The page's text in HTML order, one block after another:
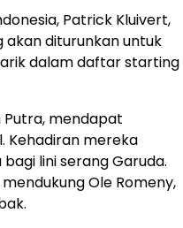
Patrick Kluivert,
akan diturunkan untuk
dalam daftar starting
Putra, mendapat
Kehadiran mereka
lini serang Garuda.
Ole Romeny,